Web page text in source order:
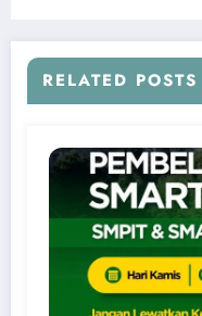
RELATED POSTS